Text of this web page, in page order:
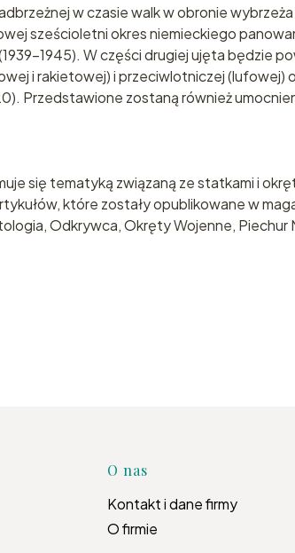
w czasie walk w obronie
sześcioletni okres niemieckiego
1945). W części drugiej ujęta będzie
i rakietowej) i przeciwlotniczej (lufowej)
Przedstawione zostaną również
się tematyką związaną ze statkami i
które zostały opublikowane w
Odkrywca, Okręty Wojenne, Piechur
Linki w
O nas
Kontakt i dane firmy
O firmie